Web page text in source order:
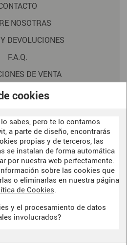
cookies
sabes, pero te lo contamos
a parte de diseño, encontrarás
propias y de terceros, las
se instalan de forma automática
por nuestra web perfectamente.
sobre las cookies que
o eliminarlas en nuestra página
de Cookies.
y el procesamiento de datos
involucrados?
NOSOTRAS
DEVOLUCIONES
F.A.Q.
DE VENTA
DE PRIVACIDAD
LEGAL
DE COOKIES
TO OUR
SIDE
STUDIO